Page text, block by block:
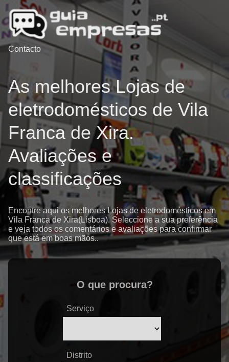
Contacto
As melhores Lojas de
eletrodomésticos de Vila
Franca de Xira.
Avaliações e
classificações
Encontre aqui os melhores Lojas de eletrodomésticos em
Vila Franca de Xira(Lisboa). Seleccione a sua preferência
e veja todos os comentários e avaliações para confirmar
que está em boas mãos..
O que procura?
Serviço
Distrito